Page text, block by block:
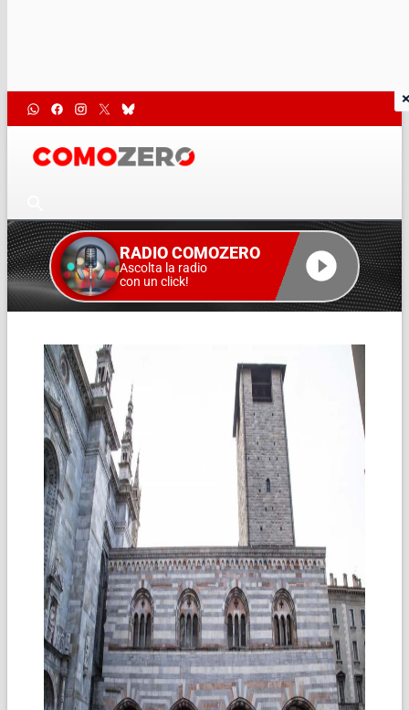
RADIO COMOZERO
Ascolta la radio
con un click!